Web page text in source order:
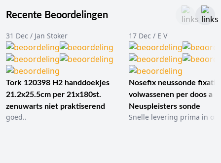
Recente Beoordelingen
31 Dec / Jan Stoker
Tork 120398 H2 handdoekjes
21.2x25.5cm per 21x180st.
zenuwarts niet praktiserend
goed..
17 Dec / E V
Nosefix neussonde
volwassenen per doos a
Neuspleisters sonde
Snelle levering prima in